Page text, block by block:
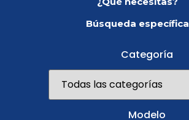
Búsqueda específica
Categoría
Modelo